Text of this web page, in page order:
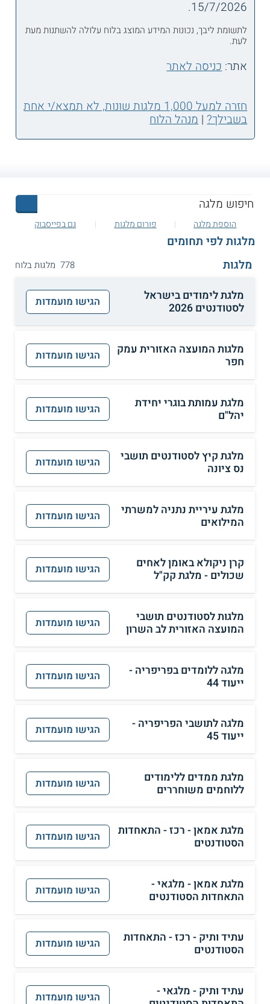
15/7/2026.
לתשומת ליבך, נכונות המידע המוצג בלוח עלולה להשתנות מעת
לעת.
אתר:כניסה לאתר
חזרה למעל 1,000 מלגות שונות, לא תמצא/י אחת
בשבילך?|מנהל הלוח
הוספת מלגה פורום מלגות גם בפייסבוק
מלגות לפי תחומים
מלגות
778 מלגות בלוח
מלגת לימודים בישראל
לסטודנטים 2026
הגישו מועמדות
מלגות המועצה האזורית עמק
חפר
הגישו מועמדות
מלגת עמותת בוגרי יחידת
יהל"ם
הגישו מועמדות
מלגת קיץ לסטודנטים תושבי
נס ציונה
הגישו מועמדות
מלגת עיריית נתניה למשרתי
המילואים
הגישו מועמדות
קרן ניקולא באומן לאחים
שכולים - מלגת קק"ל
הגישו מועמדות
מלגות לסטודנטים תושבי
המועצה האזורית לב השרון
הגישו מועמדות
מלגה ללומדים בפריפריה -
ייעוד 44
הגישו מועמדות
מלגה לתושבי הפריפריה -
ייעוד 45
הגישו מועמדות
מלגת ממדים ללימודים
ללוחמים משוחררים
הגישו מועמדות
מלגת אמאן - רכז - התאחדות
הסטודנטים
הגישו מועמדות
מלגת אמאן - מלגאי -
התאחדות הסטודנטים
הגישו מועמדות
עתיד ותיק - רכז - התאחדות
הסטודנטים
הגישו מועמדות
עתיד ותיק - מלגאי -
הגישו מועמדות